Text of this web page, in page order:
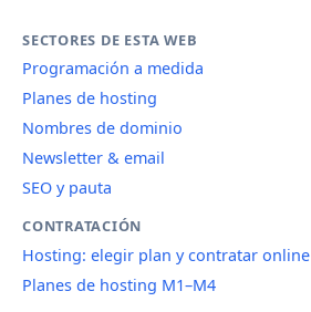
SECTORES DE ESTA WEB
Programación a medida
Planes de hosting
Nombres de dominio
Newsletter & email
SEO y pauta
CONTRATACIÓN
Hosting: elegir plan y contratar online
Planes de hosting M1–M4